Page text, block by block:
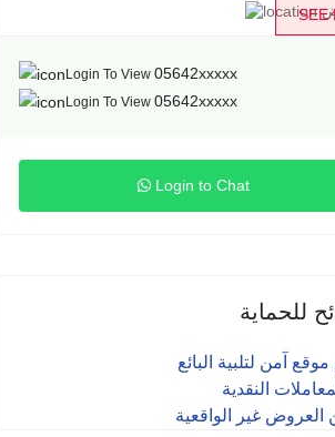
SEE
Login To View 05642xxxxx
Login To View 05642xxxxx
Login to Chat
للحماية
آمن لتلبية البائع
النقدية
العروض غير الواقعية